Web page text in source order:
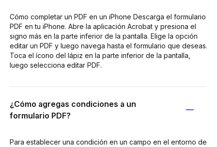
Cómo completar un PDF en un iPhone Descarga el formulario
PDF en tu iPhone. Abre la aplicación Acrobat y presiona el
signo más en la parte inferior de la pantalla. Elige la opción
editar un PDF y luego navega hasta el formulario que deseas.
Toca el ícono del lápiz en la parte inferior de la pantalla,
luego selecciona editar PDF.
¿Cómo agregas condiciones a un
formulario PDF?
Para establecer una condición en un campo en el entorno de